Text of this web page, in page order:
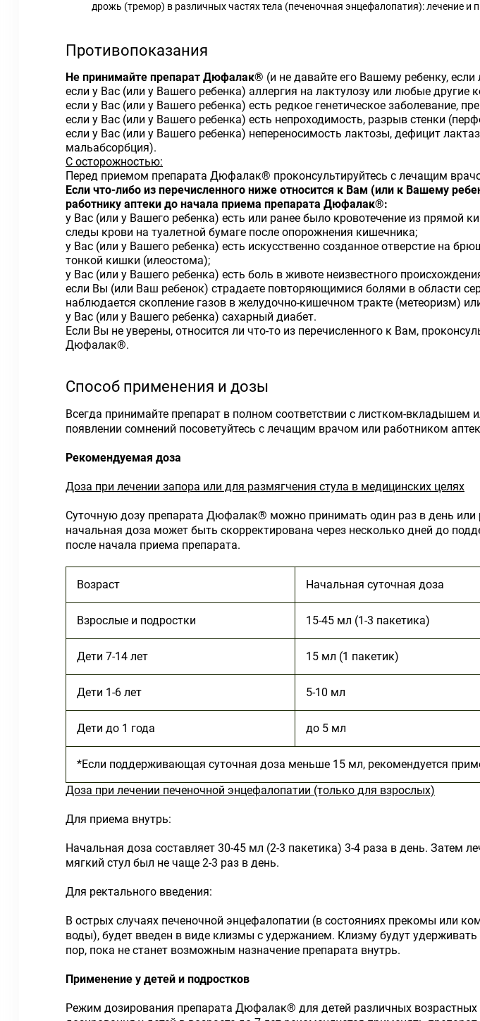
дрожь (тремор) в различных частях тела (печеночная энцефалопатия):лечение и
Противопоказания
Не принимайте препарат Дюфалак® (и не давайте его Вашему ребенку, если
если у Вас (или у Вашего ребенка) аллергия на лактулозу или любые
если у Вас (или у Вашего ребенка) есть редкое генетическое заболевание,
если у Вас (или у Вашего ребенка) есть непроходимость, разрыв стенки
если у Вас (или у Вашего ребенка) непереносимость лактозы, дефицит
мальабсорбция).
С осторожностью:
Перед приемом препарата Дюфалак® проконсультируйтесь с лечащим
Если что-либо из перечисленного ниже относится к Вам (или к Вашему
работнику аптеки до начала приема препарата Дюфалак®:
у Вас (или у Вашего ребенка) есть или ранее было кровотечение из прямой
следы крови на туалетной бумаге после опорожнения кишечника;
у Вас (или у Вашего ребенка) есть искусственно созданное отверстие на
тонкой кишки (илеостома);
у Вас (или у Вашего ребенка) есть боль в животе неизвестного
если Вы (или Ваш ребенок) страдаете повторяющимися болями в области
наблюдается скопление газов в желудочно-кишечном тракте (метеоризм)
у Вас (или у Вашего ребенка) сахарный диабет.
Если Вы не уверены, относится ли что-то из перечисленного к Вам,
Дюфалак®.
Способ применения и дозы
Всегда принимайте препарат в полном соответствии с листком-
появлении сомнений посоветуйтесь с лечащим врачом или работником
Рекомендуемая доза
Доза при лечении запора или для размягчения стула в медицинских целях
Суточную дозу препарата Дюфалак® можно принимать один раз в день
начальная доза может быть скорректирована через несколько дней до
после начала приема препарата.
Возраст Начальная суточная доза
Взрослые и подростки 15-45 мл (1-3 пакетика)
Дети 7-14 лет 15 мл (1 пакетик)
Дети 1-6 лет 5-10 мл
Дети до 1 года до 5 мл
*Если поддерживающая суточная доза меньше 15 мл, рекомендуется
Доза при лечении печеночной энцефалопатии (только для взрослых)
Для приема внутрь:
Начальная доза составляет 30-45 мл (2-3 пакетика) 3-4 раза в день. Затем
мягкий стул был не чаще 2-3 раз в день.
Для ректального введения:
В острых случаях печеночной энцефалопатии (в состояниях прекомы или
воды), будет введен в виде клизмы с удержанием. Клизму будут
пор, пока не станет возможным назначение препарата внутрь.
Применение у детей и подростков
Режим дозирования препарата Дюфалак® для детей различных